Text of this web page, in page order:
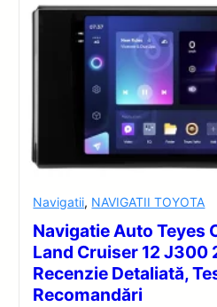
Navigatii, NAVIGATII TOYOTA
Navigatie Auto Teyes
Land Cruiser 12
Recenzie Detaliată,
Recomandări